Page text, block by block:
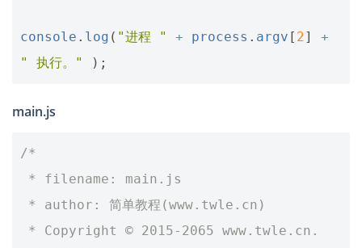
console . log ( "进程 " + process . argv [ 2]
+
" 执行。"
);
main.js
/*
* filename: main.js
* author: 简单教程(www.twle.cn)